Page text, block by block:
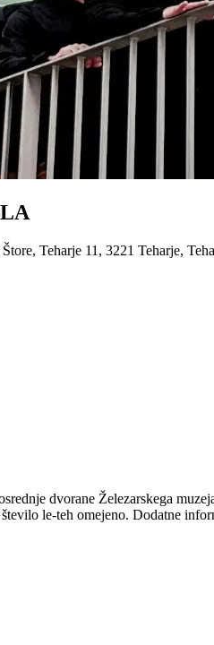
Teharje 11, 3221 Teharje,
dvorane Železarskega
le-teh omejeno. Dodatne